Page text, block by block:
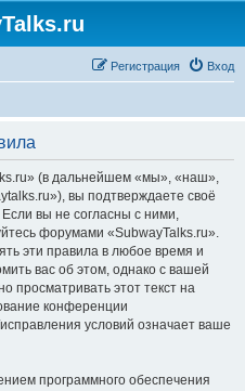
Вход
Регистрация
(в дальнейшем «мы», «наш»,
вы подтверждаете своё
вы не согласны с ними,
форумами «SubwayTalks.ru».
эти правила в любое время и
вас об этом, однако с вашей
просматривать этот текст на
конференции
условий означает ваше
программного обеспечения